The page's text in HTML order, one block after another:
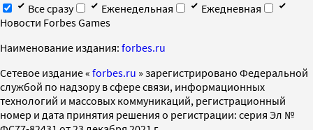
Все сразу
Еженедельная
Ежедневная
Новости Forbes Games
Наименование издания: forbes.ru
Cетевое издание « forbes.ru » зарегистрировано Федеральной
службой по надзору в сфере связи, информационных
технологий и массовых коммуникаций, регистрационный
номер и дата принятия решения о регистрации: серия Эл №